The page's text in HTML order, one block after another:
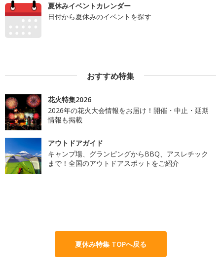
夏休みイベントカレンダー
日付から夏休みのイベントを探す
おすすめ特集
花火特集2026
2026年の花火大会情報をお届け！開催・中止・延期
情報も掲載
アウトドアガイド
キャンプ場、グランピングからBBQ、アスレチック
まで！全国のアウトドアスポットをご紹介
夏休み特集 TOPへ戻る